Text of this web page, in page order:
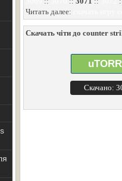
Читать далее:
Скачать чіти до counter
Скачано: